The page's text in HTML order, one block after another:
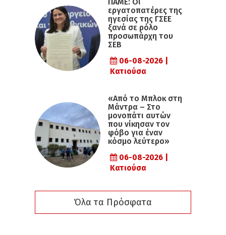
εργατοπατέρες της
ηγεσίας της ΓΣΕΕ
ξανά σε ρόλο
προσωπάρχη του
ΣΕΒ
06-08-2026 |
Κατιούσα
«Από το Μπλοκ στη
Μάντρα – Στο
μονοπάτι αυτών
που νίκησαν τον
φόβο για έναν
κόσμο λεύτερο»
06-08-2026 |
Κατιούσα
Όλα τα Πρόσφατα